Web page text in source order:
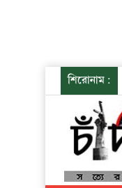
শিরোনাম: